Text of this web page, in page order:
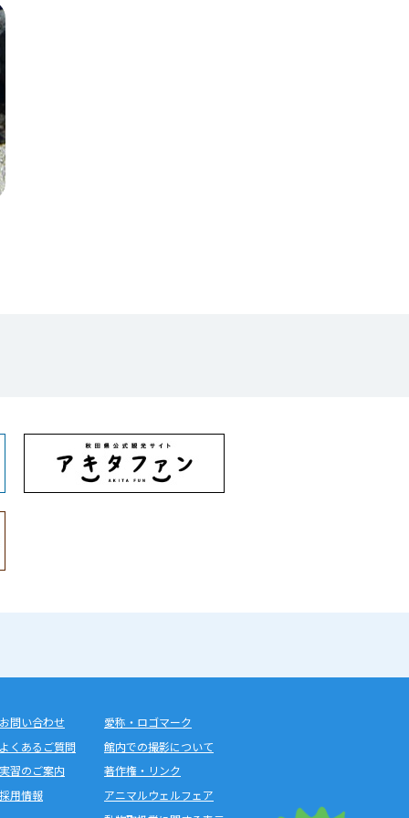
お問い合わせ
よくあるご質問
実習のご案内
採用情報
愛称・ロゴマーク
館内での撮影について
著作権・リンク
アニマルウェルフェア